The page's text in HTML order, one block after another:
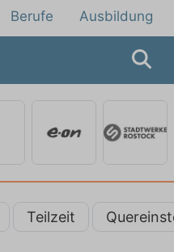
Berufe Ausbildung
Teilzeit